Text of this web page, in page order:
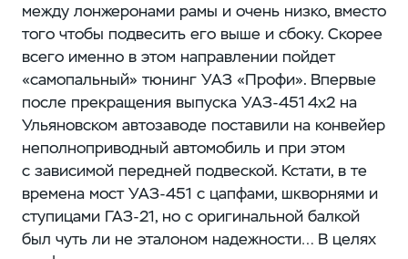
между лонжеронами рамы и очень низко, вместо
того чтобы подвесить его выше и сбоку. Скорее
всего именно в этом направлении пойдет
«самопальный» тюнинг УАЗ «Профи». Впервые
после прекращения выпуска УАЗ‑451 4х2 на
Ульяновском автозаводе поставили на конвейер
неполноприводный автомобиль и при этом
с зависимой передней подвеской. Кстати, в те
времена мост УАЗ‑451 с цапфами, шкворнями и
ступицами ГАЗ‑21, но с оригинальной балкой
был чуть ли не эталоном надежности… В целях